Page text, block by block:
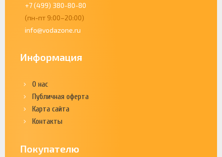
+7 (499) 380-80-80
(пн-пт 9:00–20:00)
info@vodazone.ru
Информация
О нас
Публичная оферта
Карта сайта
Контакты
Покупателю